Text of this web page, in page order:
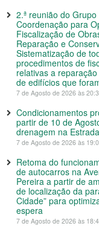
2.ª reunião do
Coordenação para
Fiscalização de
Reparação e
Sistematização de
procedimentos de
relativas a
de edifícios que
7 de Agosto de 2026 às
Condicionamentos
partir de 10 de
drenagem na
7 de Agosto de 2026 às
Retoma do
de autocarros na
Pereira a partir de
de localização da
Cidade” para
espera
7 de Agosto de 2026 às